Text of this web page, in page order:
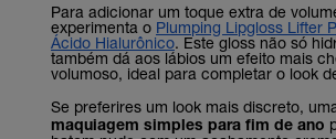
Para adicionar um toque extra de
experimenta o Plumping Lipgloss Lifter
Ácido Hialurônico. Este gloss não só
também dá aos lábios um efeito mais
volumoso, ideal para completar o look
Se preferires um look mais discreto,
maquiagem simples para fim de ano